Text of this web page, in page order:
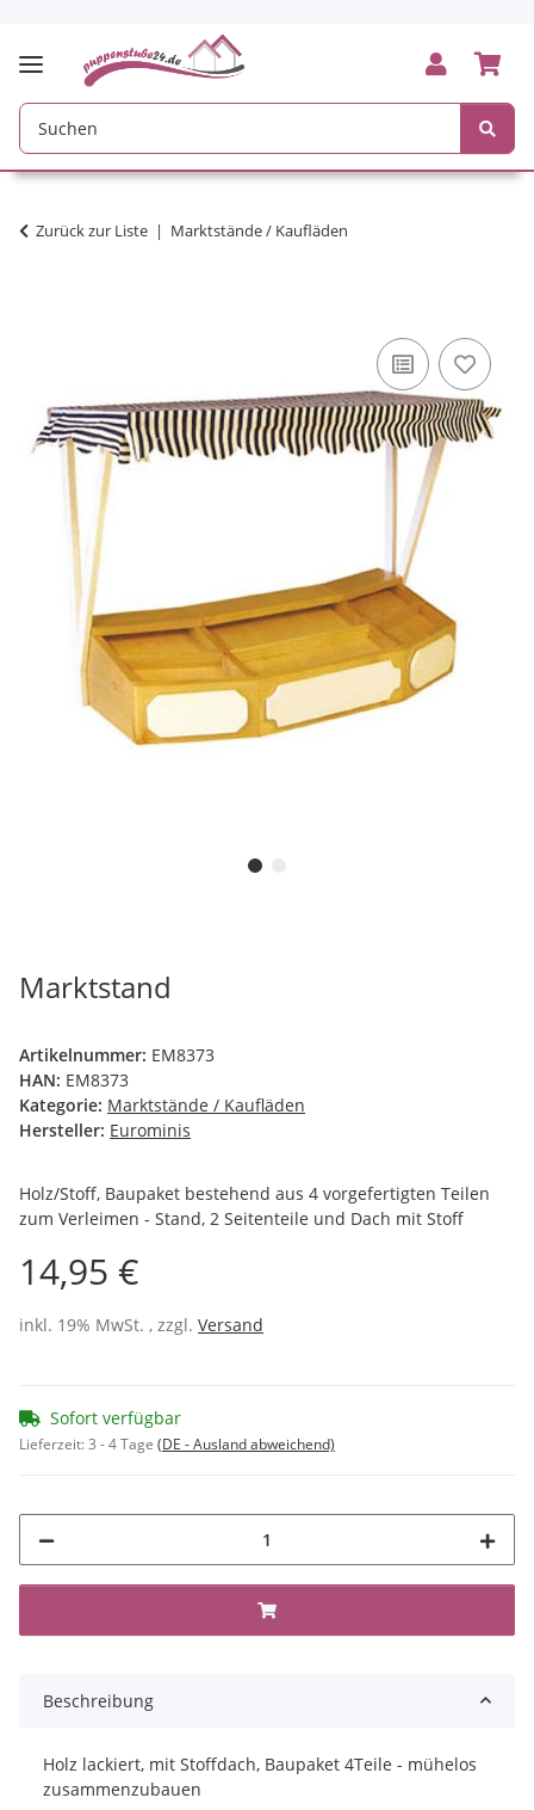
Zurück zur Liste Marktstände / Kaufläden
Marktstand
Artikelnummer: EM8373
HAN: EM8373
Kategorie: Marktstände / Kaufläden
Hersteller: Eurominis
Holz/Stoff, Baupaket bestehend aus 4 vorgefertigten Teilen
zum Verleimen - Stand, 2 Seitenteile und Dach mit Stoff
14,95 €
inkl. 19% MwSt. , zzgl. Versand
Sofort verfügbar
Lieferzeit:3 - 4 Tage (DE - Ausland abweichend)
Beschreibung
Holz lackiert, mit Stoffdach, Baupaket 4Teile - mühelos
zusammenzubauen